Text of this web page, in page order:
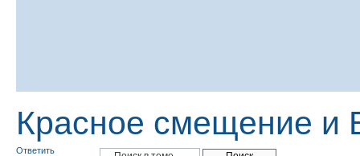
Красное смещение и
Ответить